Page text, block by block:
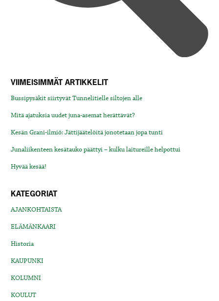
VIIMEISIMMÄT ARTIKKELIT
Bussipysäkit siirtyvät Tunnelitielle siltojen alle
Mitä ajatuksia uudet juna-asemat herättävät?
Kesän Grani-ilmiö: Jättijäätelöitä jonotetaan jopa tunti
Junaliikenteen kesätauko päättyi – kulku laitureille helpottui
Hyvää kesää!
KATEGORIAT
AJANKOHTAISTA
ELÄMÄNKAARI
Historia
KAUPUNKI
KOLUMNI
KOULUT